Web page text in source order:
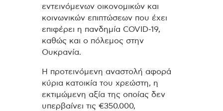
εντεινόμενων οικονομικών και
κοινωνικών επιπτώσεων που έχει
επιφέρει η πανδημία COVID-19,
καθώς και ο πόλεμος στην
Ουκρανία.
Η προτεινόμενη αναστολή αφορά
κύρια κατοικία του χρεώστη, η
εκτιμώμενη αξία της οποίας δεν
υπερβαίνει τις €350.000,